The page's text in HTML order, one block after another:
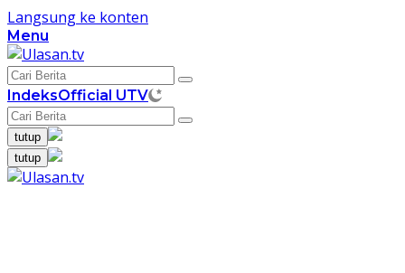
Langsung ke konten
Menu
IndeksOfficial UTV
tutup
tutup